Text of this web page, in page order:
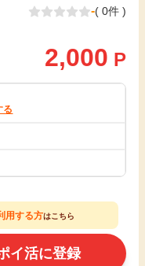
-( 0件 )
2,000 P
る
用する方はこちら
イ活に登録